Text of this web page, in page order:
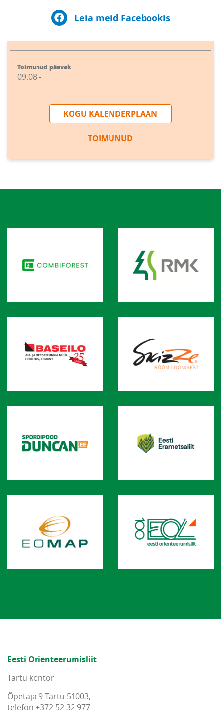
Leia meid Facebookis
Toimunud päevak
09.08 -
KOGU KALENDERPLAAN
TOIMUNUD
Eesti Orienteerumisliit
Tartu kontor
Õpetaja 9 Tartu 51003,
telefon +372 52 32 977